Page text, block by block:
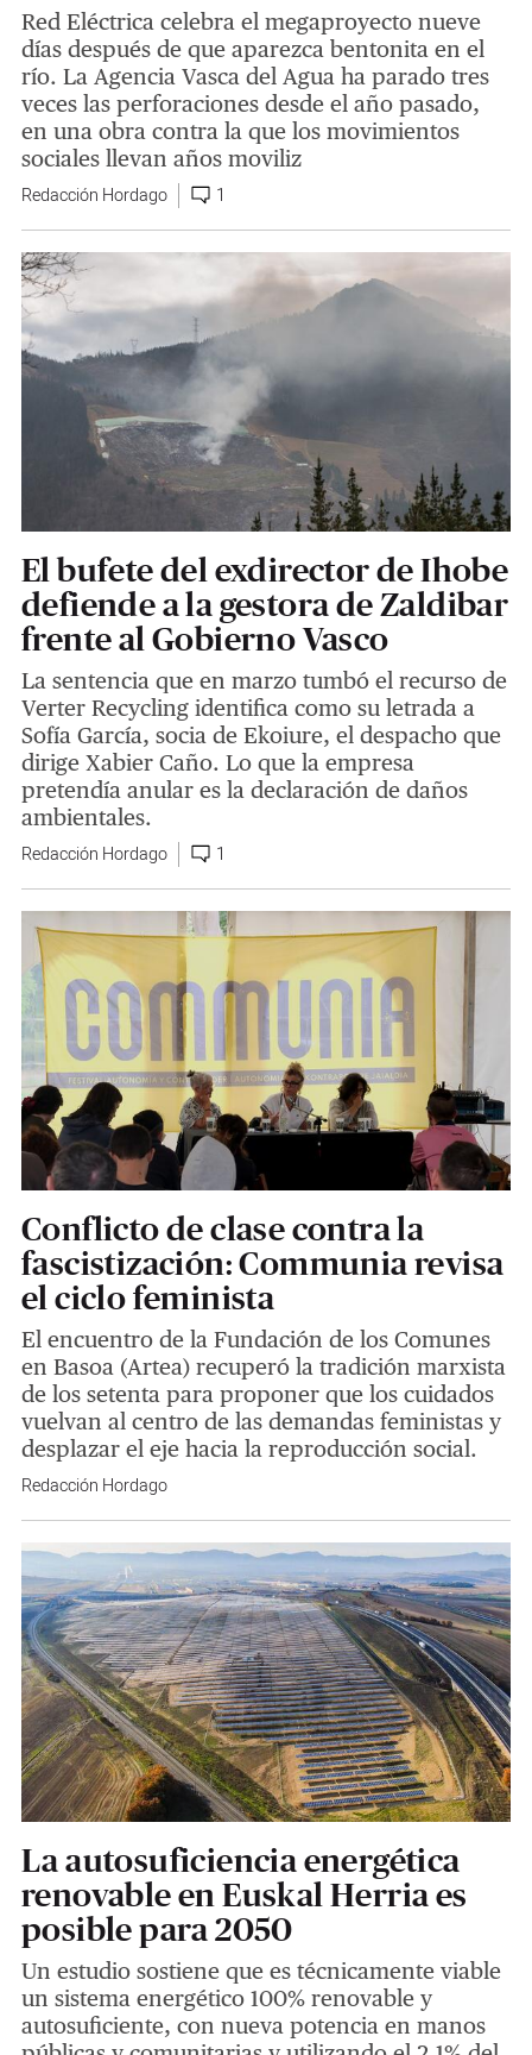
Red Eléctrica celebra el megaproyecto nueve
días después de que aparezca bentonita en el
río. La Agencia Vasca del Agua ha parado tres
veces las perforaciones desde el año pasado,
en una obra contra la que los movimientos
sociales llevan años moviliz
Redacción Hordago 1
El bufete del exdirector de Ihobe
defiende a la gestora de Zaldibar
frente al Gobierno Vasco
La sentencia que en marzo tumbó el recurso de
Verter Recycling identifica como su letrada a
Sofía García, socia de Ekoiure, el despacho que
dirige Xabier Caño. Lo que la empresa
pretendía anular es la declaración de daños
ambientales.
Redacción Hordago 1
Conflicto de clase contra la
fascistización: Communia revisa
el ciclo feminista
El encuentro de la Fundación de los Comunes
en Basoa (Artea) recuperó la tradición marxista
de los setenta para proponer que los cuidados
vuelvan al centro de las demandas feministas y
desplazar el eje hacia la reproducción social.
Redacción Hordago
La autosuficiencia energética
renovable en Euskal Herria es
posible para 2050
Un estudio sostiene que es técnicamente viable
un sistema energético 100% renovable y
autosuficiente, con nueva potencia en manos